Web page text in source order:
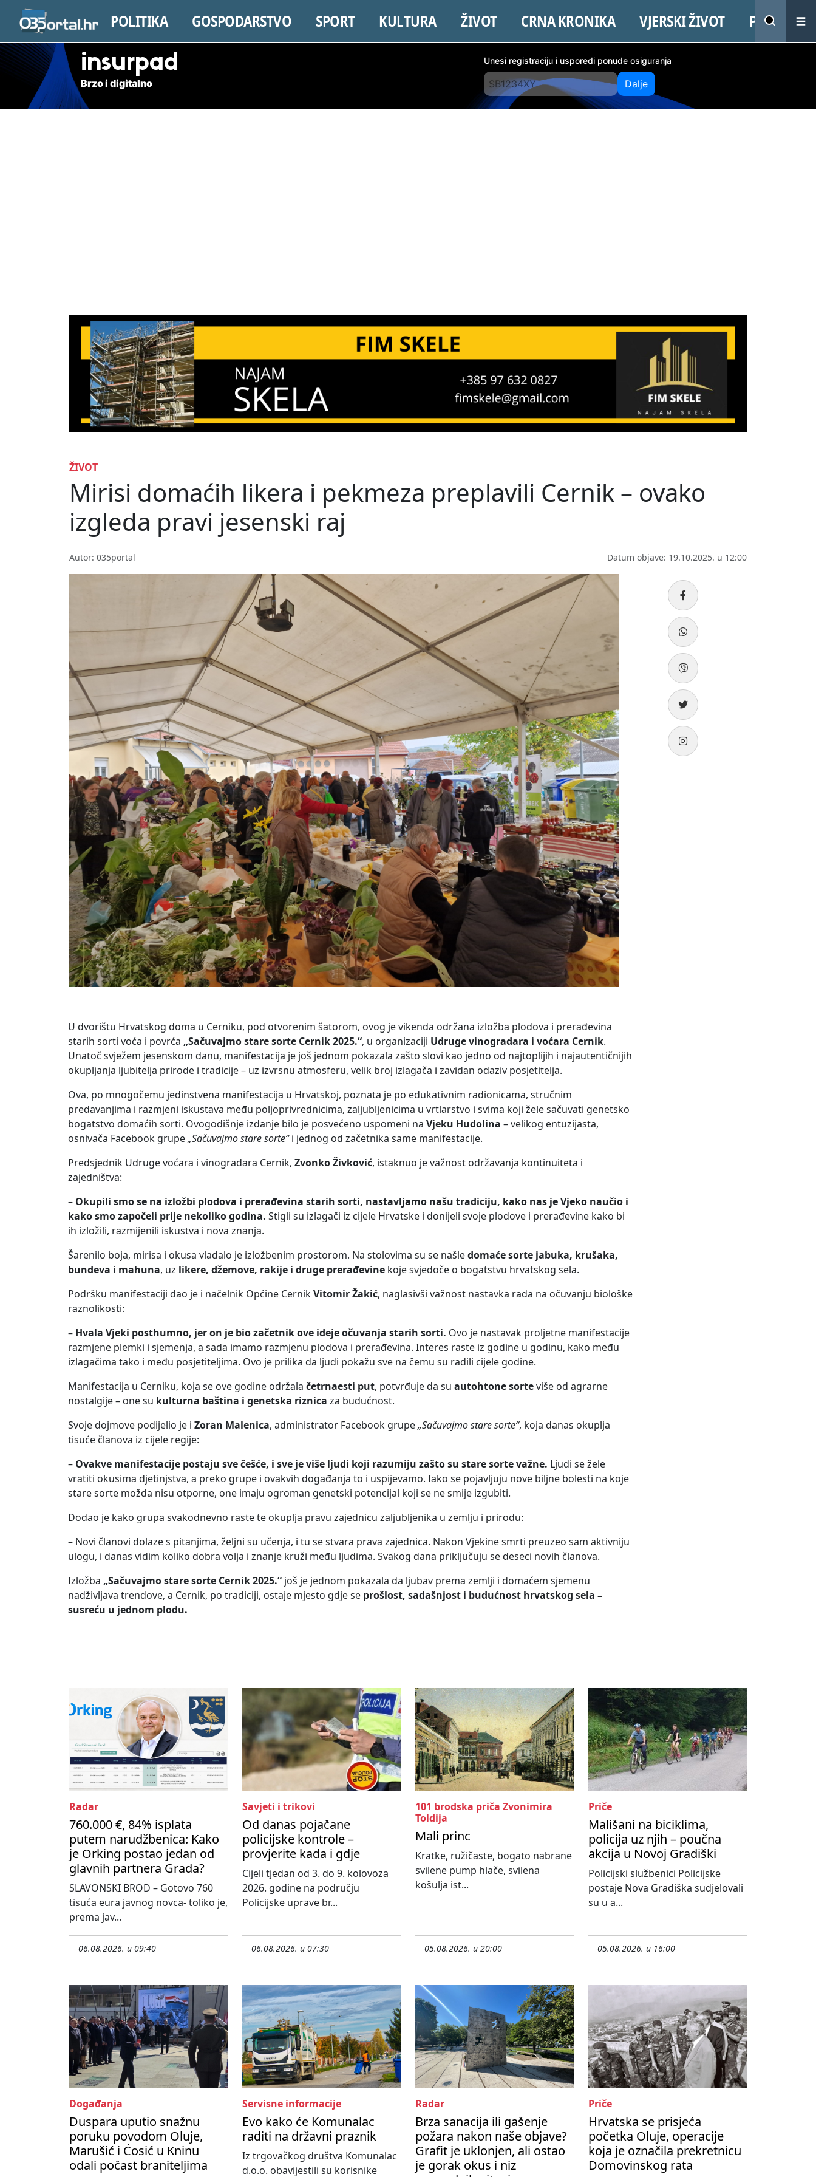
POLITIKA GOSPODARSTVO SPORT KULTURA ŽIVOT CRNA KRONIKA VJERSKI ŽIVOT PROMO
insurpad
Brzo i digitalno
Unesi registraciju i usporedi ponude osiguranja
Dalje
ŽIVOT
Mirisi domaćih likera i pekmeza preplavili Cernik – ovako
izgleda pravi jesenski raj
Autor: 035portal Datum objave: 19.10.2025. u 12:00
U dvorištu Hrvatskog doma u Cerniku, pod otvorenim šatorom, ovog je vikenda održana izložba plodova i prerađevina
starih sorti voća i povrća „Sačuvajmo stare sorte Cernik 2025.“, u organizaciji Udruge vinogradara i voćara Cernik.
Unatoč svježem jesenskom danu, manifestacija je još jednom pokazala zašto slovi kao jedno od najtoplijih i najautentičnijih
okupljanja ljubitelja prirode i tradicije – uz izvrsnu atmosferu, velik broj izlagača i zavidan odaziv posjetitelja.
Ova, po mnogočemu jedinstvena manifestacija u Hrvatskoj, poznata je po edukativnim radionicama, stručnim
predavanjima i razmjeni iskustava među poljoprivrednicima, zaljubljenicima u vrtlarstvo i svima koji žele sačuvati genetsko
bogatstvo domaćih sorti. Ovogodišnje izdanje bilo je posvećeno uspomeni na Vjeku Hudolina – velikog entuzijasta,
osnivača Facebook grupe„Sačuvajmo stare sorte“i jednog od začetnika same manifestacije.
Predsjednik Udruge voćara i vinogradara Cernik, Zvonko Živković, istaknuo je važnost održavanja kontinuiteta i
zajedništva:
– Okupili smo se na izložbi plodova i prerađevina starih sorti, nastavljamo našu tradiciju, kako nas je Vjeko naučio i
kako smo započeli prije nekoliko godina. Stigli su izlagači iz cijele Hrvatske i donijeli svoje plodove i prerađevine kako bi
ih izložili, razmijenili iskustva i nova znanja.
Šarenilo boja, mirisa i okusa vladalo je izložbenim prostorom. Na stolovima su se našledomaće sorte jabuka, krušaka,
bundeva i mahuna, uz likere, džemove, rakije i druge prerađevine koje svjedoče o bogatstvu hrvatskog sela.
Podršku manifestaciji dao je i načelnik Općine CernikVitomir Žakić, naglasivši važnost nastavka rada na očuvanju biološke
raznolikosti:
– Hvala Vjeki posthumno, jer on je bio začetnik ove ideje očuvanja starih sorti. Ovo je nastavak proljetne manifestacije
razmjene plemki i sjemenja, a sada imamo razmjenu plodova i prerađevina. Interes raste iz godine u godinu, kako među
izlagačima tako i među posjetiteljima. Ovo je prilika da ljudi pokažu sve na čemu su radili cijele godine.
Manifestacija u Cerniku, koja se ove godine održala četrnaesti put, potvrđuje da su autohtone sorteviše od agrarne
nostalgije – one su kulturna baština i genetska riznica za budućnost.
Svoje dojmove podijelio je i Zoran Malenica, administrator Facebook grupe„Sačuvajmo stare sorte“, koja danas okuplja
tisuće članova iz cijele regije:
– Ovakve manifestacije postaju sve češće, i sve je više ljudi koji razumiju zašto su stare sorte važne. Ljudi se žele
vratiti okusima djetinjstva, a preko grupe i ovakvih događanja to i uspijevamo. Iako se pojavljuju nove biljne bolesti na koje
stare sorte možda nisu otporne, one imaju ogroman genetski potencijal koji se ne smije izgubiti.
Dodao je kako grupa svakodnevno raste te okuplja pravu zajednicu zaljubljenika u zemlju i prirodu:
– Novi članovi dolaze s pitanjima, željni su učenja, i tu se stvara prava zajednica. Nakon Vjekine smrti preuzeo sam aktivniju
ulogu, i danas vidim koliko dobra volja i znanje kruži među ljudima. Svakog dana priključuju se deseci novih članova.
Izložba „Sačuvajmo stare sorte Cernik 2025.“ još je jednom pokazala da ljubav prema zemlji i domaćem sjemenu
nadživljava trendove, a Cernik, po tradiciji, ostaje mjesto gdje se prošlost, sadašnjost i budućnost hrvatskog sela –
susreću u jednom plodu.
Radar
760.000 €, 84% isplata
putem narudžbenica: Kako
je Orking postao jedan od
glavnih partnera Grada?
SLAVONSKI BROD – Gotovo 760
tisuća eura javnog novca- toliko je,
prema jav...
06.08.2026. u 09:40
Savjeti i trikovi
Od danas pojačane
policijske kontrole –
provjerite kada i gdje
Cijeli tjedan od 3. do 9. kolovoza
2026. godine na području
Policijske uprave br...
06.08.2026. u 07:30
101 brodska priča Zvonimira
Toldija
Mali princ
Kratke, ružičaste, bogato nabrane
svilene pump hlače, svilena
košulja ist...
05.08.2026. u 20:00
Priče
Mališani na biciklima,
policija uz njih – poučna
akcija u Novoj Gradiški
Policijski službenici Policijske
postaje Nova Gradiška sudjelovali
su u a...
05.08.2026. u 16:00
Događanja
Duspara uputio snažnu
poruku povodom Oluje,
Marušić i Ćosić u Kninu
odali počast braniteljima
Servisne informacije
Evo kako će Komunalac
raditi na državni praznik
Iz trgovačkog društva Komunalac
d.o.o. obavijestili su korisnike
Radar
Brza sanacija ili gašenje
požara nakon naše objave?
Grafit je uklonjen, ali ostao
je gorak okus i niz
Priče
Hrvatska se prisjeća
početka Oluje, operacije
koja je označila prekretnicu
Domovinskog rata